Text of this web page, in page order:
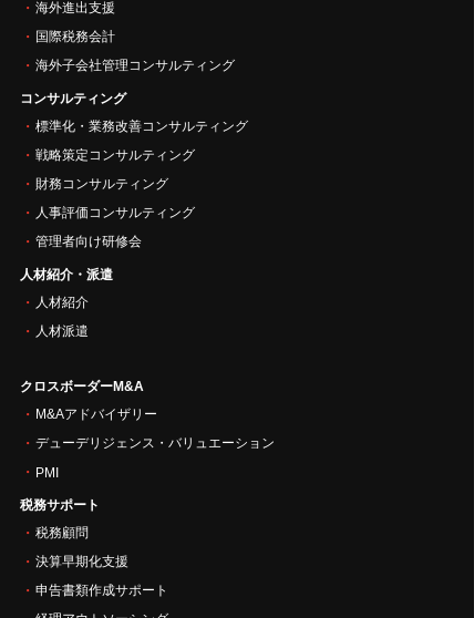
海外進出支援
国際税務会計
海外子会社管理コンサルティング
コンサルティング
標準化・業務改善コンサルティング
戦略策定コンサルティング
財務コンサルティング
人事評価コンサルティング
管理者向け研修会
人材紹介・派遣
人材紹介
人材派遣
クロスボーダーM&A
M&Aアドバイザリー
デューデリジェンス・バリュエーション
PMI
税務サポート
税務顧問
決算早期化支援
申告書類作成サポート